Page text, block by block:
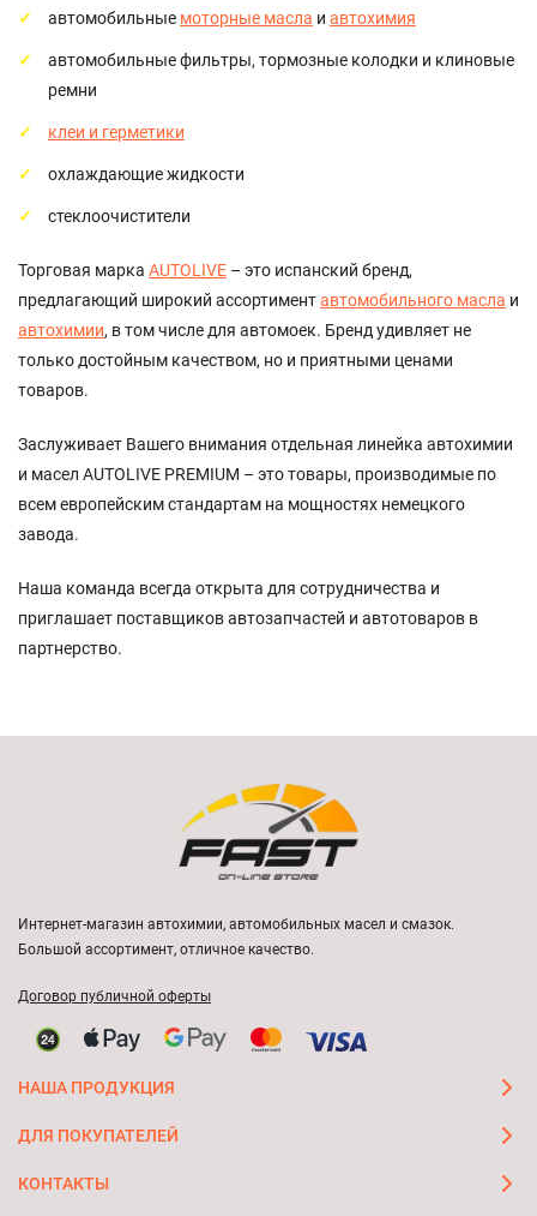
автомобильные моторные масла и автохимия
автомобильные фильтры, тормозные колодки и клиновые
ремни
клеи и герметики
охлаждающие жидкости
стеклоочистители
Торговая марка AUTOLIVE – это испанский бренд,
предлагающий широкий ассортиментавтомобильного масла и
автохимии, в том числе для автомоек. Бренд удивляет не
только достойным качеством, но и приятными ценами
товаров.
Заслуживает Вашего внимания отдельная линейка автохимии
и масел AUTOLIVE PREMIUM – это товары, производимые по
всем европейским стандартам на мощностях немецкого
завода.
Наша команда всегда открыта для сотрудничества и
приглашает поставщиков автозапчастей и автотоваров в
партнерство.
Интернет-магазин автохимии, автомобильных масел и смазок.
Большой ассортимент, отличное качество.
Договор публичной оферты
НАША ПРОДУКЦИЯ
ДЛЯ ПОКУПАТЕЛЕЙ
КОНТАКТЫ